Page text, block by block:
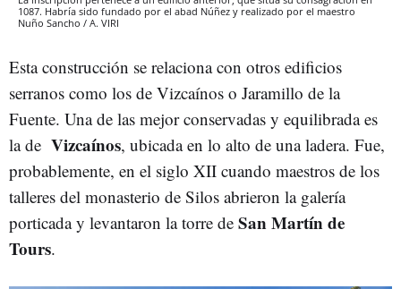
1087. Habría sido fundado por el abad Núñez y realizado por el maestro
Nuño Sancho / A. VIRI
Esta construcción se relaciona con otros edificios
serranos como los de Vizcaínos o Jaramillo de la
Fuente. Una de las mejor conservadas y equilibrada es
la de Vizcaínos, ubicada en lo alto de una ladera. Fue,
probablemente, en el siglo XII cuando maestros de los
talleres del monasterio de Silos abrieron la galería
porticada y levantaron la torre de San Martín de
Tours.